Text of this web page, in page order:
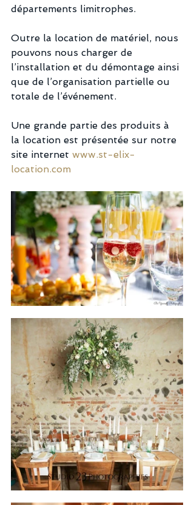
départements limitrophes.
Outre la location de matériel, nous
pouvons nous charger de
l’installation et du démontage ainsi
que de l’organisation partielle ou
totale de l’événement.
Une grande partie des produits à
la location est présentée sur notre
site internet www.st-elix-
location.com